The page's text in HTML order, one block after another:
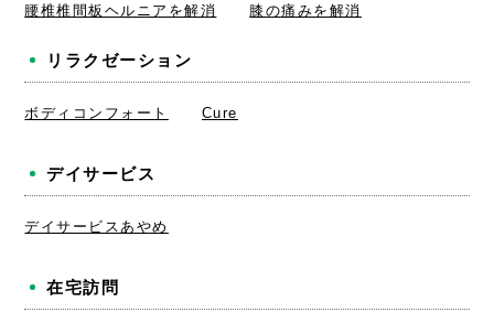
腰椎椎間板ヘルニアを解消
膝の痛みを解消
リラクゼーション
ボディコンフォート Cure
デイサービス
デイサービスあやめ
在宅訪問